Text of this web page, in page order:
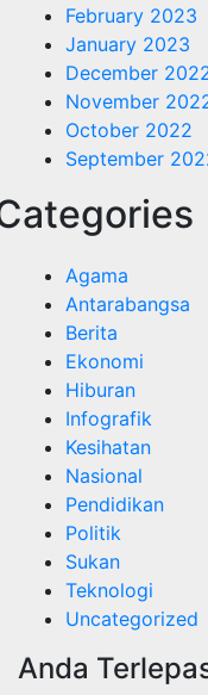
February 2023
January 2023
December
November
October 2022
September
Agama
Antarabangsa
Berita
Ekonomi
Hiburan
Infografik
Kesihatan
Nasional
Pendidikan
Politik
Sukan
Teknologi
Uncategorized
Anda